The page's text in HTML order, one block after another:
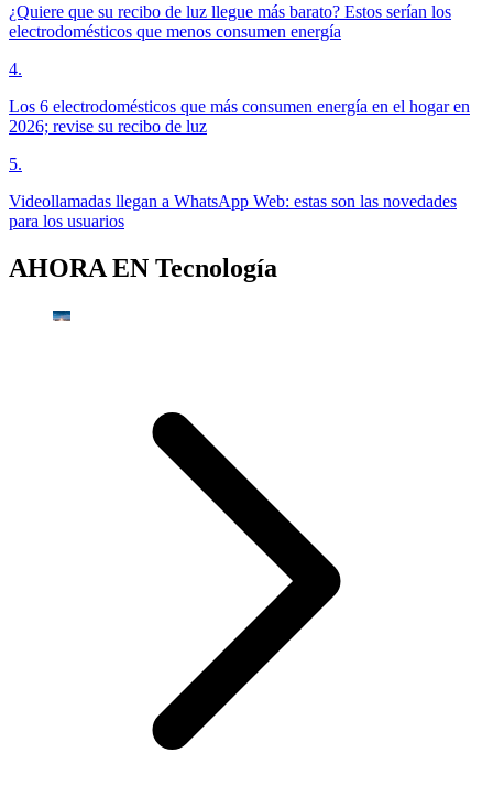
¿Quiere que su recibo de luz llegue más barato? Estos serían los
electrodomésticos que menos consumen energía
4.
Los 6 electrodomésticos que más consumen energía en el hogar en
2026; revise su recibo de luz
5.
Videollamadas llegan a WhatsApp Web: estas son las novedades
para los usuarios
AHORA EN Tecnología